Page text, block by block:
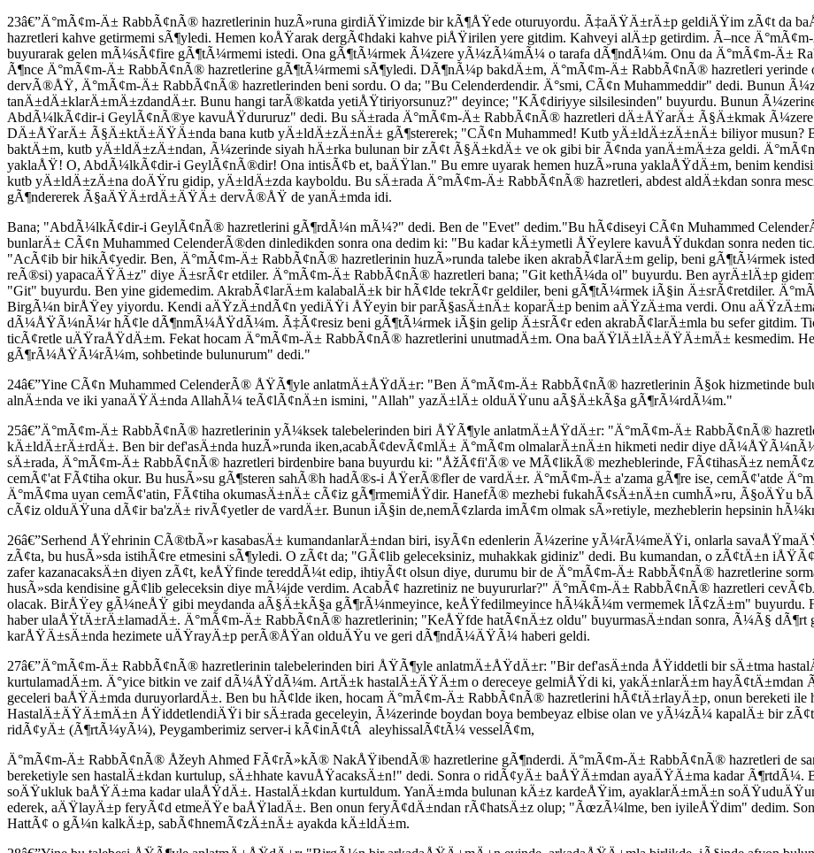
23â€”Ä°mÃ¢m-Ä± RabbÃ¢nÃ® hazretlerinin huzÃ»runa girdiÄŸimizde bir kÃ¶ÅŸede oturuyordu. Ã‡aÄŸÄ±rÄ±p geldiÄŸim zÃ¢t da
hazretleri kahve getirmemi sÃ¶yledi. Hemen koÅŸarak dergÃ¢hdaki kahve piÅŸirilen yere gitdim. Kahveyi alÄ±p getirdim. Ã–nce
buyurarak gelen mÃ¼sÃ¢fire gÃ¶tÃ¼rmemi istedi. Ona gÃ¶tÃ¼rmek Ã¼zere yÃ¼zÃ¼mÃ¼ o tarafa dÃ¶ndÃ¼m. Onu da Ä°mÃ¢m-Ä±
Ã¶nce Ä°mÃ¢m-Ä± RabbÃ¢nÃ® hazretlerine gÃ¶tÃ¼rmemi sÃ¶yledi. DÃ¶nÃ¼p bakdÄ±m, Ä°mÃ¢m-Ä± RabbÃ¢nÃ® hazretleri
dervÃ®ÅŸ, Ä°mÃ¢m-Ä± RabbÃ¢nÃ® hazretlerinden beni sordu. O da; "Bu Celenderdendir. Ä°smi, CÃ¢n Muhammeddir" dedi. Bunun
tanÄ±dÄ±klarÄ±mÄ±zdandÄ±r. Bunu hangi tarÃ®katda yetiÅŸtiriyorsunuz?" deyince; "KÃ¢diriyye silsilesinden" buyurdu. Bunun
AbdÃ¼lkÃ¢dir-i GeylÃ¢nÃ®ye kavuÅŸdururuz" dedi. Bu sÄ±rada Ä°mÃ¢m-Ä± RabbÃ¢nÃ® hazretleri dÄ±ÅŸarÄ± Ã§Ä±kmak Ã¼zere
DÄ±ÅŸarÄ± Ã§Ä±ktÄ±ÄŸÄ±nda bana kutb yÄ±ldÄ±zÄ±nÄ± gÃ¶stererek; "CÃ¢n Muhammed! Kutb yÄ±ldÄ±zÄ±nÄ± biliyor musun?
baktÄ±m, kutb yÄ±ldÄ±zÄ±ndan, Ã¼zerinde siyah hÄ±rka bulunan bir zÃ¢t Ã§Ä±kdÄ± ve ok gibi bir Ã¢nda yanÄ±mÄ±za geldi.
yaklaÅŸ! O, AbdÃ¼lkÃ¢dir-i GeylÃ¢nÃ®dir! Ona intisÃ¢b et, baÄŸlan." Bu emre uyarak hemen huzÃ»runa yaklaÅŸdÄ±m, benim
kutb yÄ±ldÄ±zÄ±na doÄŸru gidip, yÄ±ldÄ±zda kayboldu. Bu sÄ±rada Ä°mÃ¢m-Ä± RabbÃ¢nÃ® hazretleri, abdest aldÄ±kdan sonra
gÃ¶ndererek Ã§aÄŸÄ±rdÄ±ÄŸÄ± dervÃ®ÅŸ de yanÄ±mda idi.
Bana; "AbdÃ¼lkÃ¢dir-i GeylÃ¢nÃ® hazretlerini gÃ¶rdÃ¼n mÃ¼?" dedi. Ben de "Evet" dedim."Bu hÃ¢diseyi CÃ¢n Muhammed
bunlarÄ± CÃ¢n Muhammed CelenderÃ®den dinledikden sonra ona dedim ki: "Bu kadar kÄ±ymetli ÅŸeylere kavuÅŸdukdan sonra neden
"AcÃ¢ib bir hikÃ¢yedir. Ben, Ä°mÃ¢m-Ä± RabbÃ¢nÃ® hazretlerinin huzÃ»runda talebe iken akrabÃ¢larÄ±m gelip, beni gÃ¶tÃ¼rmek
reÃ®si) yapacaÄŸÄ±z" diye Ä±srÃ¢r etdiler. Ä°mÃ¢m-Ä± RabbÃ¢nÃ® hazretleri bana; "Git kethÃ¼da ol" buyurdu. Ben ayrÄ±lÄ±p
"Git" buyurdu. Ben yine gidemedim. AkrabÃ¢larÄ±m kalabalÄ±k bir hÃ¢lde tekrÃ¢r geldiler, beni gÃ¶tÃ¼rmek iÃ§in Ä±srÃ¢retdiler.
BirgÃ¼n birÅŸey yiyordu. Kendi aÄŸzÄ±ndÃ¢n yediÄŸi ÅŸeyin bir parÃ§asÄ±nÄ± koparÄ±p benim aÄŸzÄ±ma verdi. Onu
dÃ¼ÅŸÃ¼nÃ¼r hÃ¢le dÃ¶nmÃ¼ÅŸdÃ¼m. Ã‡Ã¢resiz beni gÃ¶tÃ¼rmek iÃ§in gelip Ä±srÃ¢r eden akrabÃ¢larÄ±mla bu sefer gitdim.
ticÃ¢retle uÄŸraÅŸdÄ±m. Fekat hocam Ä°mÃ¢m-Ä± RabbÃ¢nÃ® hazretlerini unutmadÄ±m. Ona baÄŸlÄ±lÄ±ÄŸÄ±mÄ± kesmedim.
gÃ¶rÃ¼ÅŸÃ¼rÃ¼m, sohbetinde bulunurum" dedi."
24â€”Yine CÃ¢n Muhammed CelenderÃ® ÅŸÃ¶yle anlatmÄ±ÅŸdÄ±r: "Ben Ä°mÃ¢m-Ä± RabbÃ¢nÃ® hazretlerinin Ã§ok hizmetinde
alnÄ±nda ve iki yanaÄŸÄ±nda AllahÃ¼ teÃ¢lÃ¢nÄ±n ismini, "Allah" yazÄ±lÄ± olduÄŸunu aÃ§Ä±kÃ§a gÃ¶rÃ¼rdÃ¼m."
25â€”Ä°mÃ¢m-Ä± RabbÃ¢nÃ® hazretlerinin yÃ¼ksek talebelerinden biri ÅŸÃ¶yle anlatmÄ±ÅŸdÄ±r: "Ä°mÃ¢m-Ä± RabbÃ¢nÃ®
kÄ±ldÄ±rÄ±rdÄ±. Ben bir def'asÄ±nda huzÃ»runda iken,acabÃ¢devÃ¢mlÄ± Ä°mÃ¢m olmalarÄ±nÄ±n hikmeti nedir diye
sÄ±rada, Ä°mÃ¢m-Ä± RabbÃ¢nÃ® hazretleri birdenbire bana buyurdu ki: "ÅžÃ¢fi'Ã® ve MÃ¢likÃ® mezheblerinde, FÃ¢tihasÄ±z
cemÃ¢'at FÃ¢tiha okur. Bu husÃ»su gÃ¶steren sahÃ®h hadÃ®s-i ÅŸerÃ®fler de vardÄ±r. Ä°mÃ¢m-Ä± a'zama gÃ¶re ise, cemÃ¢'atde
Ä°mÃ¢ma uyan cemÃ¢'atin, FÃ¢tiha okumasÄ±nÄ± cÃ¢iz gÃ¶rmemiÅŸdir. HanefÃ® mezhebi fukahÃ¢sÄ±nÄ±n cumhÃ»ru, Ã§oÄŸu
cÃ¢iz olduÄŸuna dÃ¢ir ba'zÄ± rivÃ¢yetler de vardÄ±r. Bunun iÃ§in de,nemÃ¢zlarda imÃ¢m olmak sÃ»retiyle, mezheblerin hepsinin
26â€”Serhend ÅŸehrinin CÃ®tbÃ»r kasabasÄ± kumandanlarÄ±ndan biri, isyÃ¢n edenlerin Ã¼zerine yÃ¼rÃ¼meÄŸi, onlarla
zÃ¢ta, bu husÃ»sda istihÃ¢re etmesini sÃ¶yledi. O zÃ¢t da; "GÃ¢lib geleceksiniz, muhakkak gidiniz" dedi. Bu kumandan, o zÃ¢tÄ±n
zafer kazanacaksÄ±n diyen zÃ¢t, keÅŸfinde tereddÃ¼t edip, ihtiyÃ¢t olsun diye, durumu bir de Ä°mÃ¢m-Ä± RabbÃ¢nÃ® hazretlerine
husÃ»sda kendisine gÃ¢lib geleceksin diye mÃ¼jde verdim. AcabÃ¢ hazretiniz ne buyururlar?" Ä°mÃ¢m-Ä± RabbÃ¢nÃ® hazretleri
olacak. BirÅŸey gÃ¼neÅŸ gibi meydanda aÃ§Ä±kÃ§a gÃ¶rÃ¼nmeyince, keÅŸfedilmeyince hÃ¼kÃ¼m vermemek lÃ¢zÄ±m" buyurdu.
haber ulaÅŸtÄ±rÄ±lamadÄ±. Ä°mÃ¢m-Ä± RabbÃ¢nÃ® hazretlerinin; "KeÅŸfde hatÃ¢nÄ±z oldu" buyurmasÄ±ndan sonra, Ã¼Ã§ dÃ¶rt
karÅŸÄ±sÄ±nda hezimete uÄŸrayÄ±p perÃ®ÅŸan olduÄŸu ve geri dÃ¶ndÃ¼ÄŸÃ¼ haberi geldi.
27â€”Ä°mÃ¢m-Ä± RabbÃ¢nÃ® hazretlerinin talebelerinden biri ÅŸÃ¶yle anlatmÄ±ÅŸdÄ±r: "Bir def'asÄ±nda ÅŸiddetli bir sÄ±tma
kurtulamadÄ±m. Ä°yice bitkin ve zaif dÃ¼ÅŸdÃ¼m. ArtÄ±k hastalÄ±ÄŸÄ±m o dereceye gelmiÅŸdi ki, yakÄ±nlarÄ±m
geceleri baÅŸÄ±mda duruyorlardÄ±. Ben bu hÃ¢lde iken, hocam Ä°mÃ¢m-Ä± RabbÃ¢nÃ® hazretlerini hÃ¢tÄ±rlayÄ±p, onun bereketi
HastalÄ±ÄŸÄ±mÄ±n ÅŸiddetlendiÄŸi bir sÄ±rada geceleyin, Ã¼zerinde boydan boya bembeyaz elbise olan ve yÃ¼zÃ¼ kapalÄ± bir
ridÃ¢yÄ± (Ã¶rtÃ¼yÃ¼), Peygamberimiz server-i kÃ¢inÃ¢tÂ aleyhissalÃ¢tÃ¼ vesselÃ¢m,
Ä°mÃ¢m-Ä± RabbÃ¢nÃ® Åžeyh Ahmed FÃ¢rÃ»kÃ® NakÅŸibendÃ® hazretlerine gÃ¶nderdi. Ä°mÃ¢m-Ä± RabbÃ¢nÃ® hazretleri de
bereketiyle sen hastalÄ±kdan kurtulup, sÄ±hhate kavuÅŸacaksÄ±n!" dedi. Sonra o ridÃ¢yÄ± baÅŸÄ±mdan ayaÄŸÄ±ma kadar
soÄŸukluk baÅŸÄ±ma kadar ulaÅŸdÄ±. HastalÄ±kdan kurtuldum. YanÄ±mda bulunan kÄ±z kardeÅŸim, ayaklarÄ±mÄ±n
ederek, aÄŸlayÄ±p feryÃ¢d etmeÄŸe baÅŸladÄ±. Ben onun feryÃ¢dÄ±ndan rÃ¢hatsÄ±z olup; "ÃœzÃ¼lme, ben iyileÅŸdim" dedim.
HattÃ¢ o gÃ¼n kalkÄ±p, sabÃ¢hnemÃ¢zÄ±nÄ± ayakda kÄ±ldÄ±m.